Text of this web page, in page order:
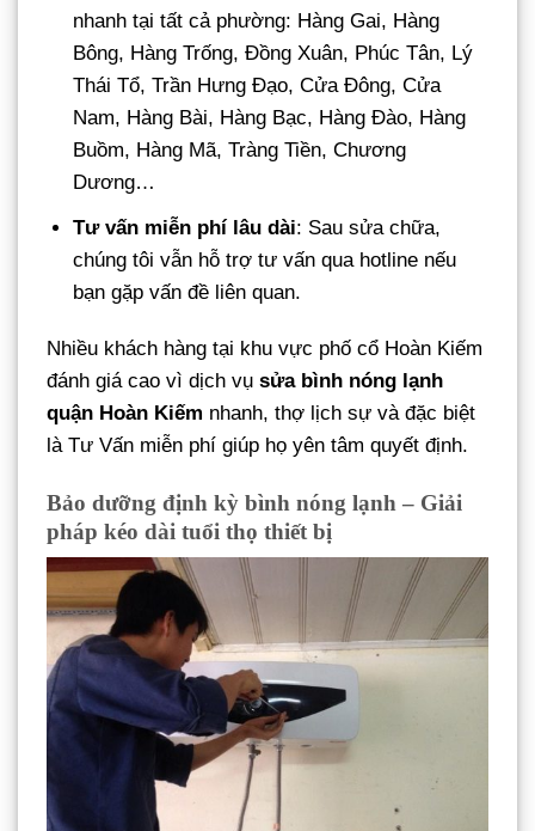
nhanh tại tất cả phường: Hàng Gai, Hàng
Bông, Hàng Trống, Đồng Xuân, Phúc Tân, Lý
Thái Tổ, Trần Hưng Đạo, Cửa Đông, Cửa
Nam, Hàng Bài, Hàng Bạc, Hàng Đào, Hàng
Buồm, Hàng Mã, Tràng Tiền, Chương
Dương…
Tư vấn miễn phí lâu dài: Sau sửa chữa,
chúng tôi vẫn hỗ trợ tư vấn qua hotline nếu
bạn gặp vấn đề liên quan.
Nhiều khách hàng tại khu vực phố cổ Hoàn Kiếm
đánh giá cao vì dịch vụ sửa bình nóng lạnh
quận Hoàn Kiếm nhanh, thợ lịch sự và đặc biệt
là Tư Vấn miễn phí giúp họ yên tâm quyết định.
Bảo dưỡng định kỳ bình nóng lạnh – Giải
pháp kéo dài tuổi thọ thiết bị